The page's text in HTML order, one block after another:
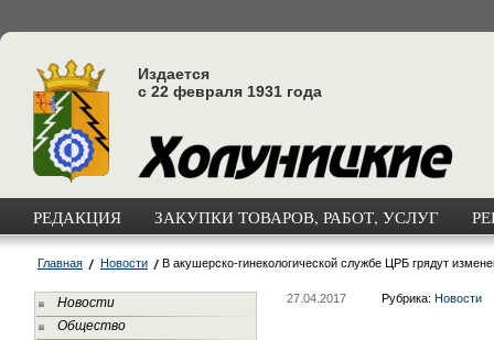
Издается
с 22 февраля 1931 года
РЕДАКЦИЯ ЗАКУПКИ ТОВАРОВ, РАБОТ, УСЛУГ
Главная Новости В акушерско-гинекологической службе ЦРБ грядут
Новости
Общество
27.04.2017 Рубрика: Новости